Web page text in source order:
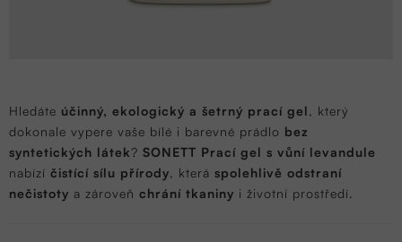
Hledáte účinný, ekologický a šetrný prací gel, který
dokonale vypere vaše bílé i barevné prádlo bez
syntetických látek? SONETT Prací gel s vůní levandule
nabízí čistící sílu přírody, která spolehlivě odstraní
nečistoty a zároveň chrání tkaniny i životní prostředí.